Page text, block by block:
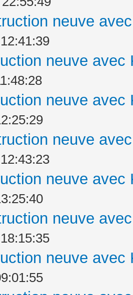
neuve
neuve avec
neuve avec
neuve
neuve avec
neuve
neuve avec